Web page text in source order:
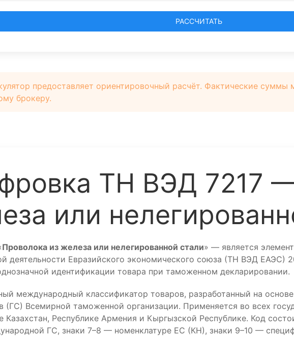
РАССЧИТАТЬ
предоставляет ориентировочный расчёт. Фактические суммы
брокеру.
ТН ВЭД 7217
или
Проволока из железа или нелегированной стали» — является
деятельности Евразийского экономического союза (ТН ВЭД ЕАЭС)
идентификации товара при таможенном декларировании.
международный классификатор товаров, разработанный на
(ГС) Всемирной таможенной организации. Применяется во всех
Казахстан, Республике Армения и Кыргызской Республике. Код
ГС, знаки 7–8 — номенклатуре ЕС (КН), знаки 9–10 —